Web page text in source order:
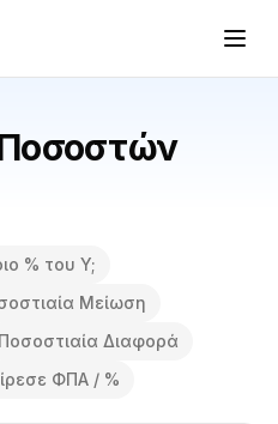
% του Y;
Μείωση
Ποσοστιαία Διαφορά
ΦΠΑ / %